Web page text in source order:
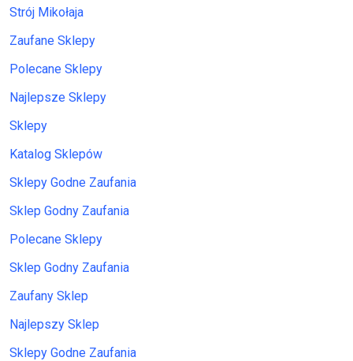
Strój Mikołaja
Zaufane Sklepy
Polecane Sklepy
Najlepsze Sklepy
Sklepy
Katalog Sklepów
Sklepy Godne Zaufania
Sklep Godny Zaufania
Polecane Sklepy
Sklep Godny Zaufania
Zaufany Sklep
Najlepszy Sklep
Sklepy Godne Zaufania